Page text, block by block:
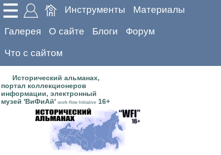
Инструменты Материалы
Галерея О сайте Блоги Форум
Что с сайтом
Исторический альманах,
портал коллекционеров
информации, электронный
музей 'ВиФиАй' work-flow-Initiative 16+